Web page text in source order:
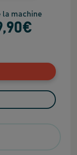
la machine
,90€